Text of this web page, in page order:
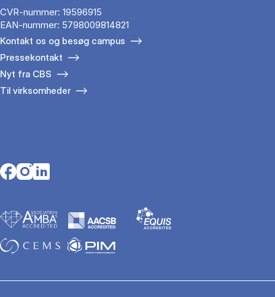
CVR-nummer: 19596915
EAN-nummer: 5798009814821
Kontakt os og besøg campus
Pressekontakt
Nyt fra CBS
Til virksomheder
Opens in a new tab
Opens in a new tab
Opens in a new tab